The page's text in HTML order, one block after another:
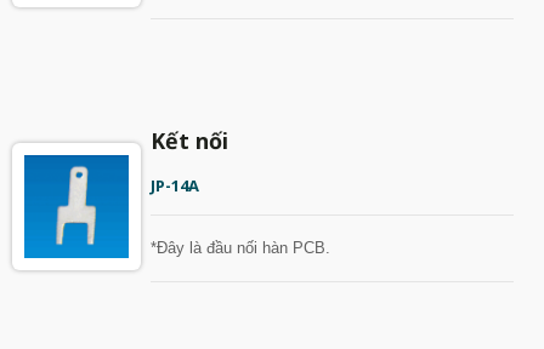
Kết nối
JP-14A
*Đây là đầu nối hàn PCB.